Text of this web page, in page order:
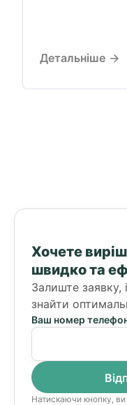
Детальніше
Хочете
швидко та
Залиште
знайти
Ваш номер
Натискаючи кнопку,